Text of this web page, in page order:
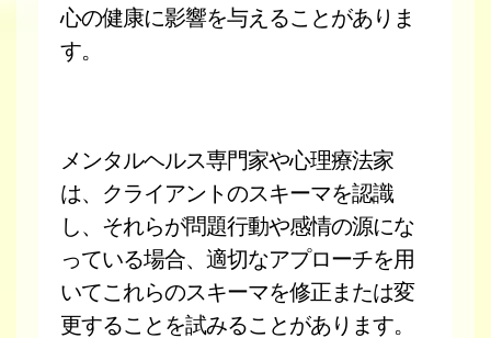
心の健康に影響を与えることがありま
す。
メンタルヘルス専門家や心理療法家
は、クライアントのスキーマを認識
し、それらが問題行動や感情の源にな
っている場合、適切なアプローチを用
いてこれらのスキーマを修正または変
更することを試みることがあります。